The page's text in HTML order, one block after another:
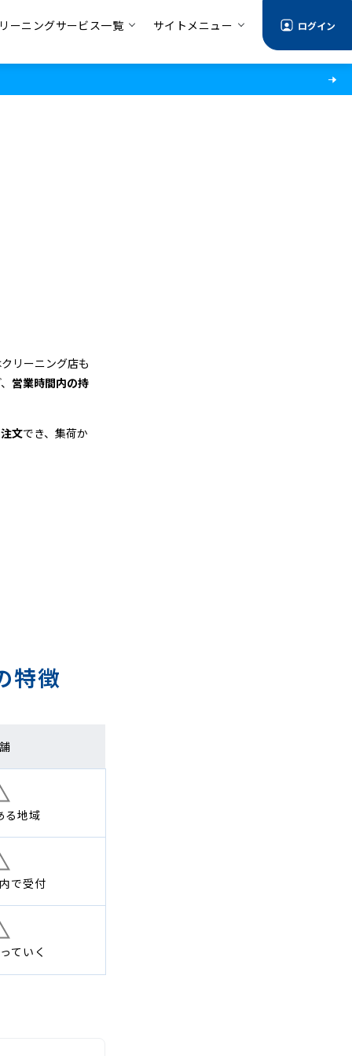
ーニングサービス一覧 サイトメニュー ログイン
リーニング店も
営業時間内の持
文でき、集荷か
特徴
る地域
で受付
ていく